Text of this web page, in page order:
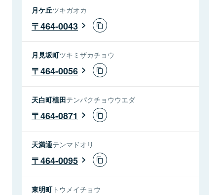
月ケ丘ツキガオカ
464-0043
月見坂町ツキミザカチョウ
464-0056
天白町植田テンパクチョウウエダ
464-0871
天満通テンマドオリ
464-0095
東明町トウメイチョウ